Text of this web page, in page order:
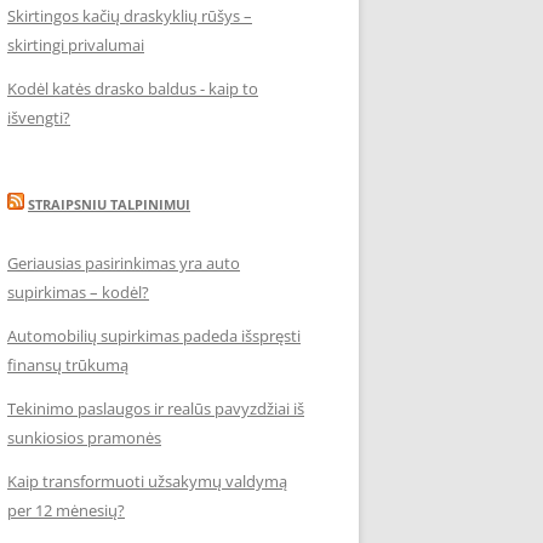
Skirtingos kačių draskyklių rūšys –
skirtingi privalumai
Kodėl katės drasko baldus - kaip to
išvengti?
STRAIPSNIU TALPINIMUI
Geriausias pasirinkimas yra auto
supirkimas – kodėl?
Automobilių supirkimas padeda išspręsti
finansų trūkumą
Tekinimo paslaugos ir realūs pavyzdžiai iš
sunkiosios pramonės
Kaip transformuoti užsakymų valdymą
per 12 mėnesių?